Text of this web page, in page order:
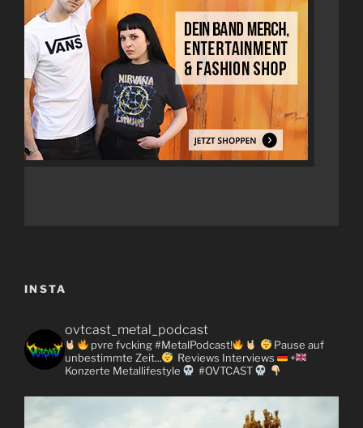
INSTA
ovtcast_metal_podcast
pvre fvcking #MetalPodcast!
Pause auf
unbestimmte Zeit...
Reviews Interviews
+
Konzerte Metallifestyle #OVTCAST